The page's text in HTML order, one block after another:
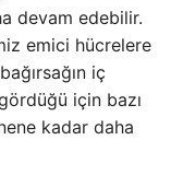
devam edebilir.
emici hücrelere
iç
için bazı
kadar daha